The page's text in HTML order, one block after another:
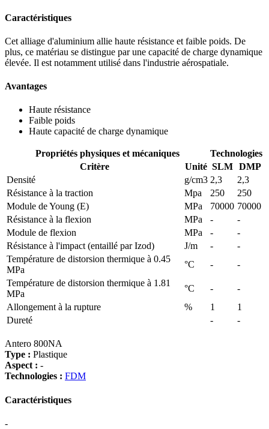
Caractéristiques
Cet alliage d'aluminium allie haute résistance et faible poids. De
plus, ce matériau se distingue par une capacité de charge dynamique
élevée. Il est notamment utilisé dans l'industrie aérospatiale.
Avantages
Haute résistance
Faible poids
Haute capacité de charge dynamique
Propriétés physiques et mécaniques
Technologies
Critère
Unité SLM DMP
Densité
g/cm3 2,3
2,3
Résistance à la traction
Mpa 250
250
Module de Young (E)
MPa 70000 70000
Résistance à la flexion
MPa -
-
Module de flexion
MPa -
-
Résistance à l'impact (entaillé par Izod)
J/m -
-
Température de distorsion thermique à 0.45
MPa
°C -
-
Température de distorsion thermique à 1.81
MPa
°C -
-
Allongement à la rupture
% 1
1
Dureté
- -
Antero 800NA
Type : Plastique
Aspect : -
Technologies : FDM
Caractéristiques
-